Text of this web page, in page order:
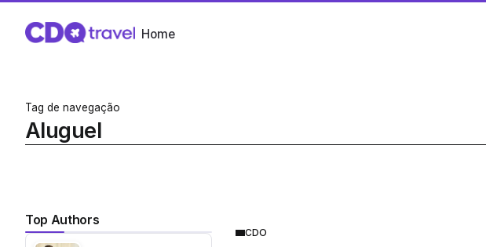
Home
Tag de navegação
Aluguel
Top Authors
CDO